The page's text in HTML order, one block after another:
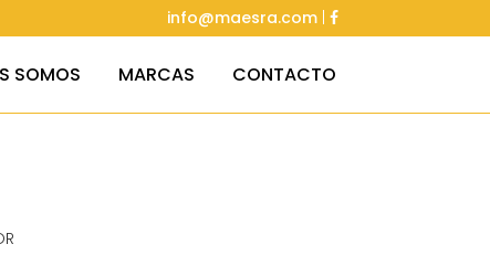
info@maesra.com
SOMOS MARCAS CONTACTO